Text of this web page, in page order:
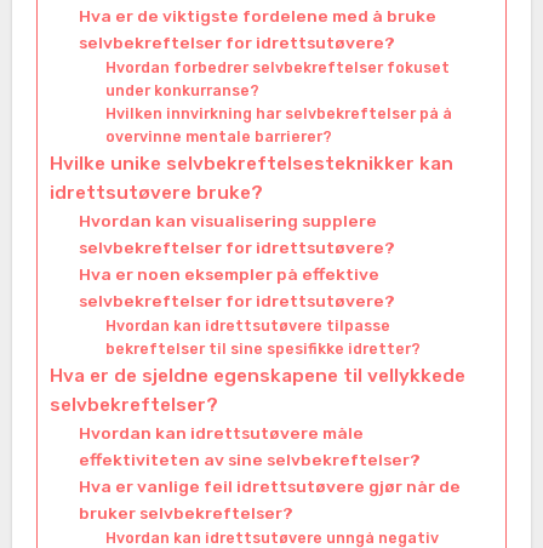
Hva er de viktigste fordelene med å bruke
selvbekreftelser for idrettsutøvere?
Hvordan forbedrer selvbekreftelser fokuset
under konkurranse?
Hvilken innvirkning har selvbekreftelser på å
overvinne mentale barrierer?
Hvilke unike selvbekreftelsesteknikker kan
idrettsutøvere bruke?
Hvordan kan visualisering supplere
selvbekreftelser for idrettsutøvere?
Hva er noen eksempler på effektive
selvbekreftelser for idrettsutøvere?
Hvordan kan idrettsutøvere tilpasse
bekreftelser til sine spesifikke idretter?
Hva er de sjeldne egenskapene til vellykkede
selvbekreftelser?
Hvordan kan idrettsutøvere måle
effektiviteten av sine selvbekreftelser?
Hva er vanlige feil idrettsutøvere gjør når de
bruker selvbekreftelser?
Hvordan kan idrettsutøvere unngå negativ